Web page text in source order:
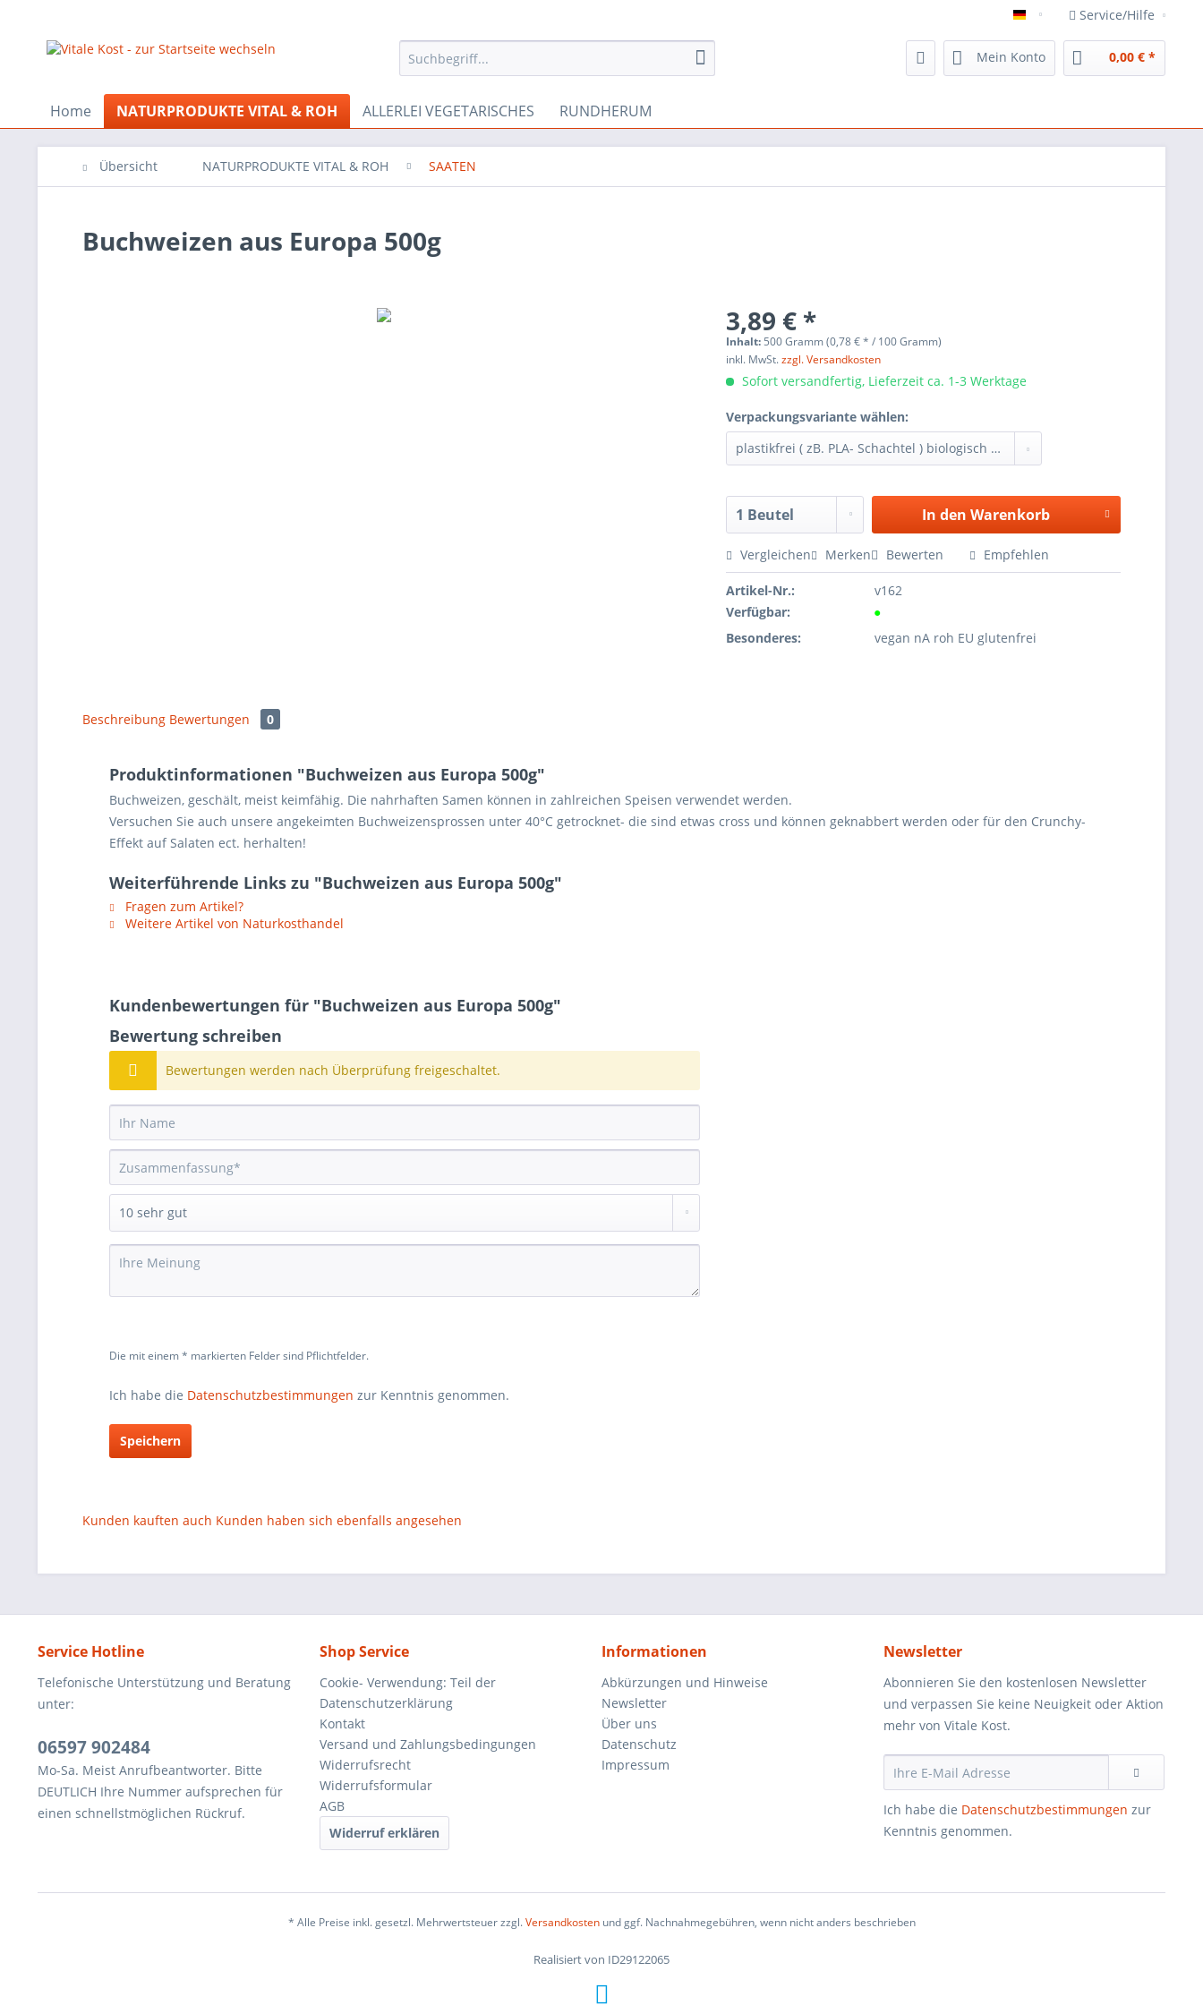
Veggie`s Delight
Service/Hilfe
Mein Konto 0,00 € *
Home NATURPRODUKTE VITAL & ROH ALLERLEI VEGETARISCHES RUNDHERUM
Übersicht NATURPRODUKTE VITAL & ROH SAATEN
Buchweizen aus Europa 500g
3,89 € *
Inhalt: 500 Gramm (0,78 € * / 100 Gramm)
inkl. MwSt.zzgl. Versandkosten
Sofort versandfertig, Lieferzeit ca. 1-3 Werktage
Verpackungsvariante wählen:
In den Warenkorb
Vergleichen Merken Bewerten Empfehlen
Artikel-Nr.:
v162
Verfügbar:
●
Besonderes:
vegan nA roh EU glutenfrei
Beschreibung Bewertungen 0
Produktinformationen "Buchweizen aus Europa 500g"
Buchweizen, geschält, meist keimfähig. Die nahrhaften Samen können in zahlreichen Speisen verwendet werden.
Versuchen Sie auch unsere angekeimten Buchweizensprossen unter 40°C getrocknet- die sind etwas cross und können geknabbert werden oder für den Crunchy-
Effekt auf Salaten ect. herhalten!
Weiterführende Links zu "Buchweizen aus Europa 500g"
Fragen zum Artikel?
Weitere Artikel von Naturkosthandel
Kundenbewertungen für "Buchweizen aus Europa 500g"
Bewertung schreiben
Bewertungen werden nach Überprüfung freigeschaltet.
Die mit einem * markierten Felder sind Pflichtfelder.
Ich habe die Datenschutzbestimmungen zur Kenntnis genommen.
Speichern
Kunden kauften auch Kunden haben sich ebenfalls angesehen
Service Hotline
Telefonische Unterstützung und Beratung
unter:
06597 902484
Mo-Sa. Meist Anrufbeantworter. Bitte
DEUTLICH Ihre Nummer aufsprechen für
einen schnellstmöglichen Rückruf.
Shop Service
Cookie- Verwendung: Teil der
Datenschutzerklärung
Kontakt
Versand und Zahlungsbedingungen
Widerrufsrecht
Widerrufsformular
AGB
Widerruf erklären
Informationen
Abkürzungen und Hinweise
Newsletter
Über uns
Datenschutz
Impressum
Newsletter
Abonnieren Sie den kostenlosen Newsletter
und verpassen Sie keine Neuigkeit oder Aktion
mehr von Vitale Kost.
Ich habe die Datenschutzbestimmungen zur
Kenntnis genommen.
* Alle Preise inkl. gesetzl. Mehrwertsteuer zzgl.Versandkostenund ggf. Nachnahmegebühren, wenn nicht anders beschrieben
Realisiert von ID29122065